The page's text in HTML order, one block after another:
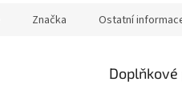
Značka Ostatní